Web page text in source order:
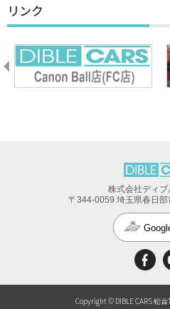
リンク
株式会社ディブ
〒344-0059 埼玉県春日
Copyright © DIBLE CARS 総合